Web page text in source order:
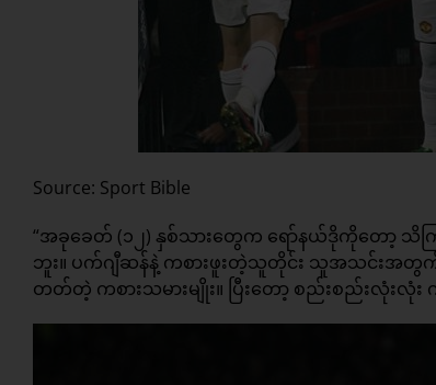
Source: Sport Bible
“အခုခေတ် (၁၂) နှစ်သားတွေက ရော်နယ်ဒိုကိုတော့ သိ
ဘူး။ ပက်ဂျီဆန်နဲ့ ကစားဖူးတဲ့သူတိုင်း သူအသင်း
တတ်တဲ့ ကစားသမားမျိုး။ ပြီးတော့ စည်းစည်းလုံးလုံ